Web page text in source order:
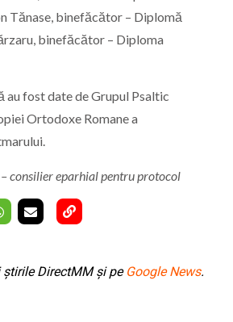
Tănase, binefăcător – Diplomă
binefăcător – Diploma
au fost date de Grupul Psaltic
Ortodoxe Romane a
consilier eparhial pentru protocol
DirectMM și pe Google News.